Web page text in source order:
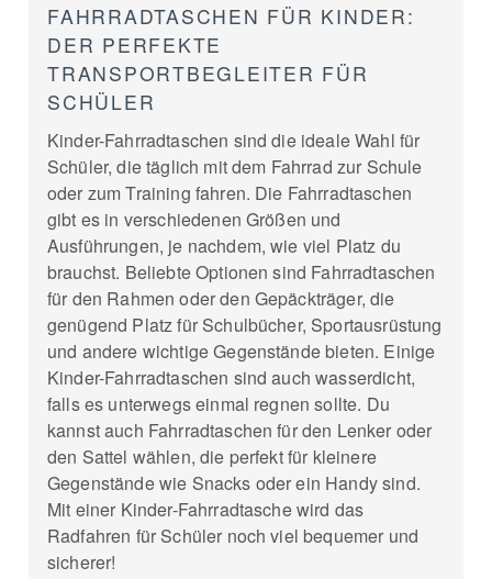
FAHRRADTASCHEN FÜR KINDER:
DER PERFEKTE
TRANSPORTBEGLEITER FÜR
SCHÜLER
Kinder-Fahrradtaschen sind die ideale Wahl für
Schüler, die täglich mit dem Fahrrad zur Schule
oder zum Training fahren. Die Fahrradtaschen
gibt es in verschiedenen Größen und
Ausführungen, je nachdem, wie viel Platz du
brauchst. Beliebte Optionen sind Fahrradtaschen
für den Rahmen oder den Gepäckträger, die
genügend Platz für Schulbücher, Sportausrüstung
und andere wichtige Gegenstände bieten. Einige
Kinder-Fahrradtaschen sind auch wasserdicht,
falls es unterwegs einmal regnen sollte. Du
kannst auch Fahrradtaschen für den Lenker oder
den Sattel wählen, die perfekt für kleinere
Gegenstände wie Snacks oder ein Handy sind.
Mit einer Kinder-Fahrradtasche wird das
Radfahren für Schüler noch viel bequemer und
sicherer!